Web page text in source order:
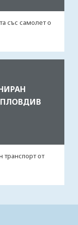
със самолет о
от